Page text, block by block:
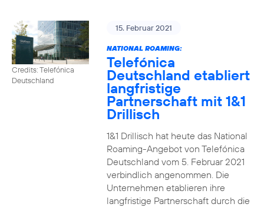
Credits: Telefónica
Deutschland
15. Februar 2021
NATIONAL ROAMING:
Telefónica
Deutschland etabliert
langfristige
Partnerschaft mit 1&1
Drillisch
1&1 Drillisch hat heute das National
Roaming-Angebot von Telefónica
Deutschland vom 5. Februar 2021
verbindlich angenommen. Die
Unternehmen etablieren ihre
langfristige Partnerschaft durch die